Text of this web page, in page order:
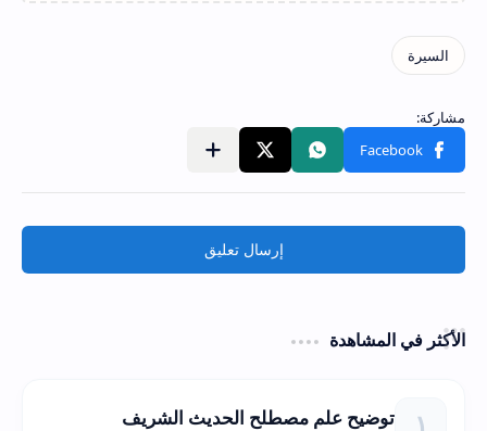
إرسال تعليق
الأكثر في المشاهدة
توضيح علم مصطلح الحديث الشريف